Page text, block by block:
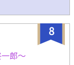
8
郎～